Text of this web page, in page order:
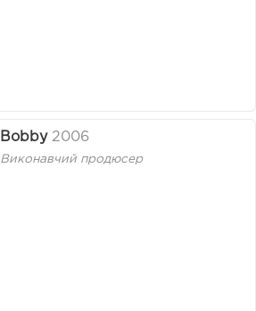
Bobby 2006
Виконавчий продюсер